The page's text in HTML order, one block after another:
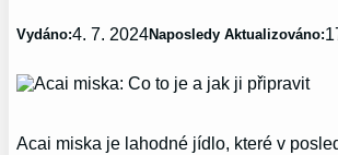
Vydáno:4. 7. 2024Naposledy Aktualizováno:
Acai miska je lahodné jídlo, které v